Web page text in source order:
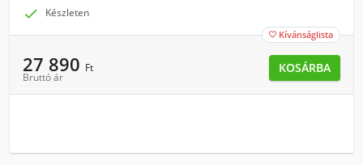
 Készleten
 Kívánságlista
27 890 Ft
Bruttó ár
KOSÁRBA